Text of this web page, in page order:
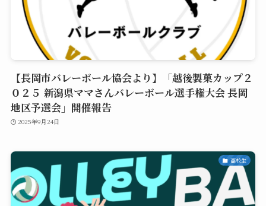
【長岡市バレーボール協会より】「越後製菓カップ２
０２５ 新潟県ママさんバレーボール選手権大会 長岡
地区予選会」開催報告
2025年9月24日
高校生